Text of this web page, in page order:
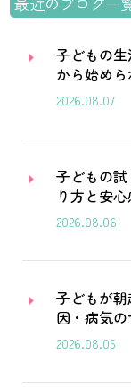
E
子どもの
から始め
2026.08.07
E
子どもの
り方と安
2026.08.06
E
子どもが
因・病気
2026.08.05